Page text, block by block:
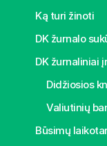
Ką turi žinoti
DK žurnalo
DK žurnaliniai
Didžiosios
Būsimų